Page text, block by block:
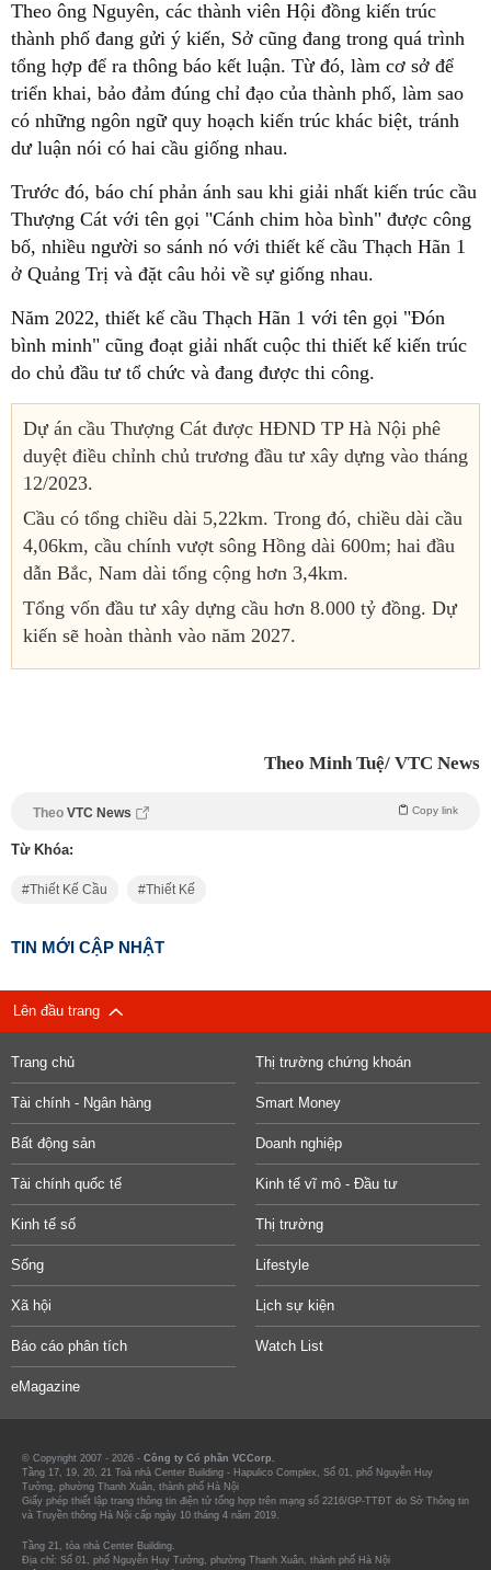
Theo ông Nguyên, các thành viên Hội đồng kiến trúc
thành phố đang gửi ý kiến, Sở cũng đang trong quá trình
tổng hợp để ra thông báo kết luận. Từ đó, làm cơ sở để
triển khai, bảo đảm đúng chỉ đạo của thành phố, làm sao
có những ngôn ngữ quy hoạch kiến trúc khác biệt, tránh
dư luận nói có hai cầu giống nhau.
Trước đó, báo chí phản ánh sau khi giải nhất kiến trúc cầu
Thượng Cát với tên gọi "Cánh chim hòa bình" được công
bố, nhiều người so sánh nó với thiết kế cầu Thạch Hãn 1
ở Quảng Trị và đặt câu hỏi về sự giống nhau.
Năm 2022, thiết kế cầu Thạch Hãn 1 với tên gọi "Đón
bình minh" cũng đoạt giải nhất cuộc thi thiết kế kiến trúc
do chủ đầu tư tổ chức và đang được thi công.
Dự án cầu Thượng Cát được HĐND TP Hà Nội phê
duyệt điều chỉnh chủ trương đầu tư xây dựng vào tháng
12/2023.
Cầu có tổng chiều dài 5,22km. Trong đó, chiều dài cầu
4,06km, cầu chính vượt sông Hồng dài 600m; hai đầu
dẫn Bắc, Nam dài tổng cộng hơn 3,4km.
Tổng vốn đầu tư xây dựng cầu hơn 8.000 tỷ đồng. Dự
kiến sẽ hoàn thành vào năm 2027.
Theo Minh Tuệ/ VTC News
Theo VTC News Copy link
Từ Khóa:
Thiết Kế Cầu Thiết Kế
TIN MỚI CẬP NHẬT
Lên đầu trang
Trang chủ Thị trường chứng khoán
Tài chính - Ngân hàng Smart Money
Bất động sản Doanh nghiệp
Tài chính quốc tế Kinh tế vĩ mô - Đầu tư
Kinh tế số Thị trường
Sống Lifestyle
Xã hội Lịch sự kiện
Báo cáo phân tích Watch List
eMagazine
© Copyright 2007 - 2026 - Công ty Cổ phần VCCorp.
Tầng 17, 19, 20, 21 Toà nhà Center Building - Hapulico Complex, Số 01, phố Nguyễn Huy
Tưởng, phường Thanh Xuân, thành phố Hà Nội
Giấy phép thiết lập trang thông tin điện tử tổng hợp trên mạng số 2216/GP-TTĐT do Sở Thông tin
và Truyền thông Hà Nội cấp ngày 10 tháng 4 năm 2019.
Tầng 21, tòa nhà Center Building.
Địa chỉ: Số 01, phố Nguyễn Huy Tưởng, phường Thanh Xuân, thành phố Hà Nội